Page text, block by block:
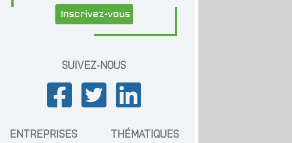
Inscrivez-vous
SUIVEZ-NOUS
ENTREPRISES THÉMATIQUES